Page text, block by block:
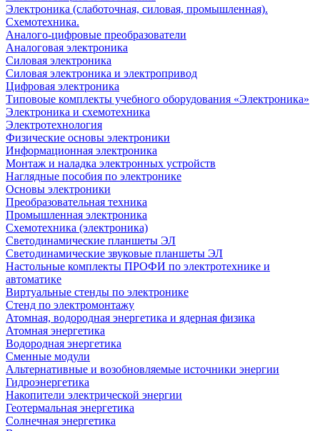
Электроника (слаботочная, силовая, промышленная).
Схемотехника.
Аналого-цифровые преобразователи
Аналоговая электроника
Cиловая электроника
Cиловая электроника и электропривод
Цифровая электроника
Типовоые комплекты учебного оборудования «Электроника»
Электроника и схемотехника
Электротехнология
Физические основы электроники
Информационная электроника
Монтаж и наладка электронных устройств
Наглядные пособия по электронике
Основы электроники
Преобразовательная техника
Промышленная электроника
Схемотехника (электроника)
Светодинамические планшеты ЭЛ
Светодинамические звуковые планшеты ЭЛ
Настольные комплекты ПРОФИ по электротехнике и
автоматике
Виртуальные стенды по электронике
Стенд по электромонтажу
Атомная, водородная энергетика и ядерная физика
Атомная энергетика
Водородная энергетика
Сменные модули
Альтернативные и возобновляемые источники энергии
Гидроэнергетика
Накопители электрической энергии
Геотермальная энергетика
Солнечная энергетика